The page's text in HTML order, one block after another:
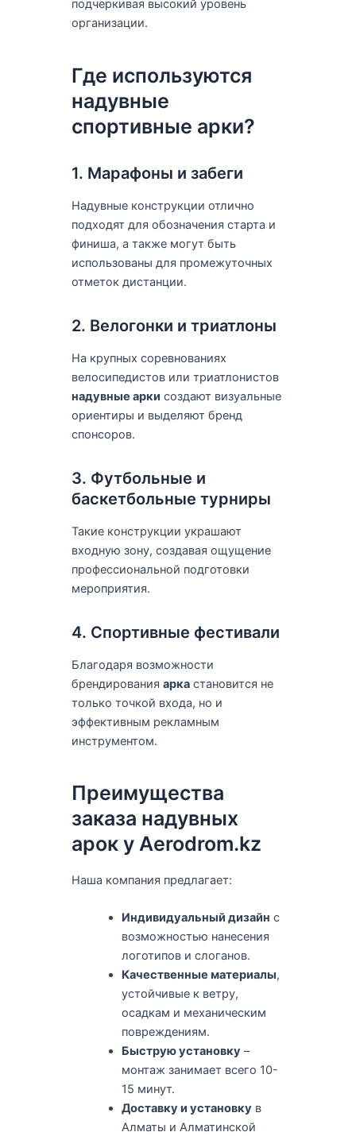
подчеркивая высокий уровень
организации.
Где используются
надувные
спортивные арки?
1. Марафоны и забеги
Надувные конструкции отлично
подходят для обозначения старта и
финиша, а также могут быть
использованы для промежуточных
отметок дистанции.
2. Велогонки и триатлоны
На крупных соревнованиях
велосипедистов или триатлонистов
надувные арки создают визуальные
ориентиры и выделяют бренд
спонсоров.
3. Футбольные и
баскетбольные турниры
Такие конструкции украшают
входную зону, создавая ощущение
профессиональной подготовки
мероприятия.
4. Спортивные фестивали
Благодаря возможности
брендирования аркастановится не
только точкой входа, но и
эффективным рекламным
инструментом.
Преимущества
заказа надувных
арок у Aerodrom.kz
Наша компания предлагает:
Индивидуальный дизайн с
возможностью нанесения
логотипов и слоганов.
Качественные материалы,
устойчивые к ветру,
осадкам и механическим
повреждениям.
Быструю установку –
монтаж занимает всего 10-
15 минут.
Доставку и установку в
Алматы и Алматинской